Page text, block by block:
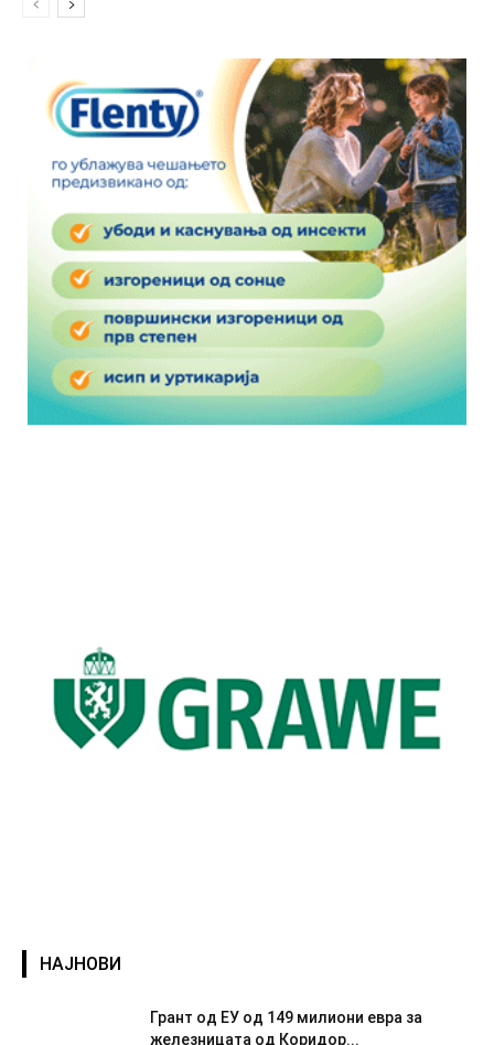
НАЈНОВИ
Грант од ЕУ од 149 милиони евра за
железницата од Коридор...